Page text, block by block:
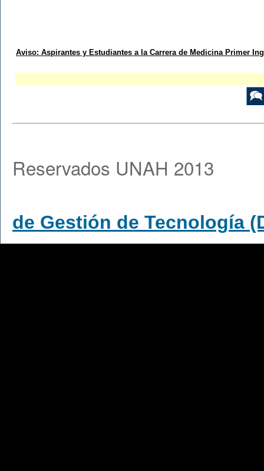
Aviso: Aspirantes y Estudiantes a la Carrera de Medicina Primer
Reservados UNAH 2013
de Gestión de Tecnología